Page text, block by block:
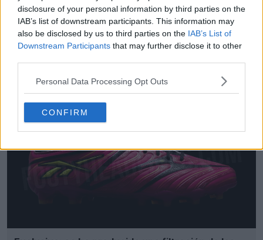
disclosure of your personal information by third parties on the
IAB’s list of downstream participants. This information may
also be disclosed by us to third parties on the IAB’s List of
Downstream Participants that may further disclose it to other
Personal Data Processing Opt Outs
CONFIRM